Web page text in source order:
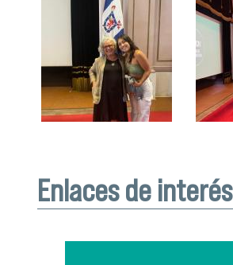
Enlaces de interés